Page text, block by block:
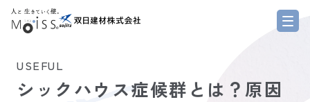
USEFUL
シックハウス症候群とは？原因